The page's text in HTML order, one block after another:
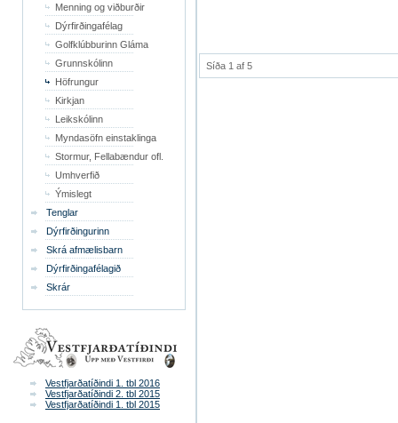
Menning og viðburðir
Dýrfirðingafélag
Golfklúbburinn Gláma
Grunnskólinn
Höfrungur
Kirkjan
Leikskólinn
Myndasöfn einstaklinga
Stormur, Fellabændur ofl.
Umhverfið
Ýmislegt
Tenglar
Dýrfirðingurinn
Skrá afmælisbarn
Dýrfirðingafélagið
Skrár
Vestfjarðatíðindi 1. tbl 2016
Vestfjarðatíðindi 2. tbl 2015
Vestfjarðatíðindi 1. tbl 2015
Síða 1 af 5